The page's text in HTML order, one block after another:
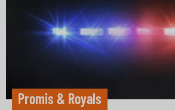
Promis & Royals